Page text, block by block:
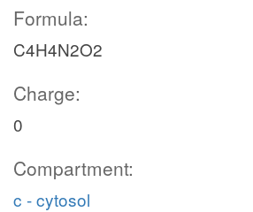
Formula:
C4H4N2O2
Charge:
0
Compartment:
c - cytosol